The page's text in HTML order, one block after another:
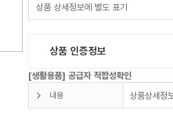
상품 상세정보에 별도 표기
상품 인증정보
[생활용품] 공급자 적합성확인
내용 상품상세정